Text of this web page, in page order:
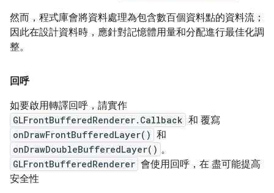
然而，程式庫會將資料處理為包含數百個資料點的資料流；
因此在設計資料時，應針對記憶體用量和分配進行最佳化調
整。
回呼
如要啟用轉譯回呼，請實作
GLFrontBufferedRenderer.Callback 和 覆寫
onDrawFrontBufferedLayer() 和
onDrawDoubleBufferedLayer() 。
GLFrontBufferedRenderer 會使用回呼，在 盡可能提高
安全性